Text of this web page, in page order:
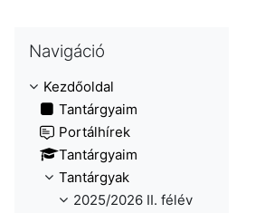
Navigáció
Kezdőoldal
Tantárgyaim
Portálhírek
Tantárgyaim
Tantárgyak
2025/2026 II. félév